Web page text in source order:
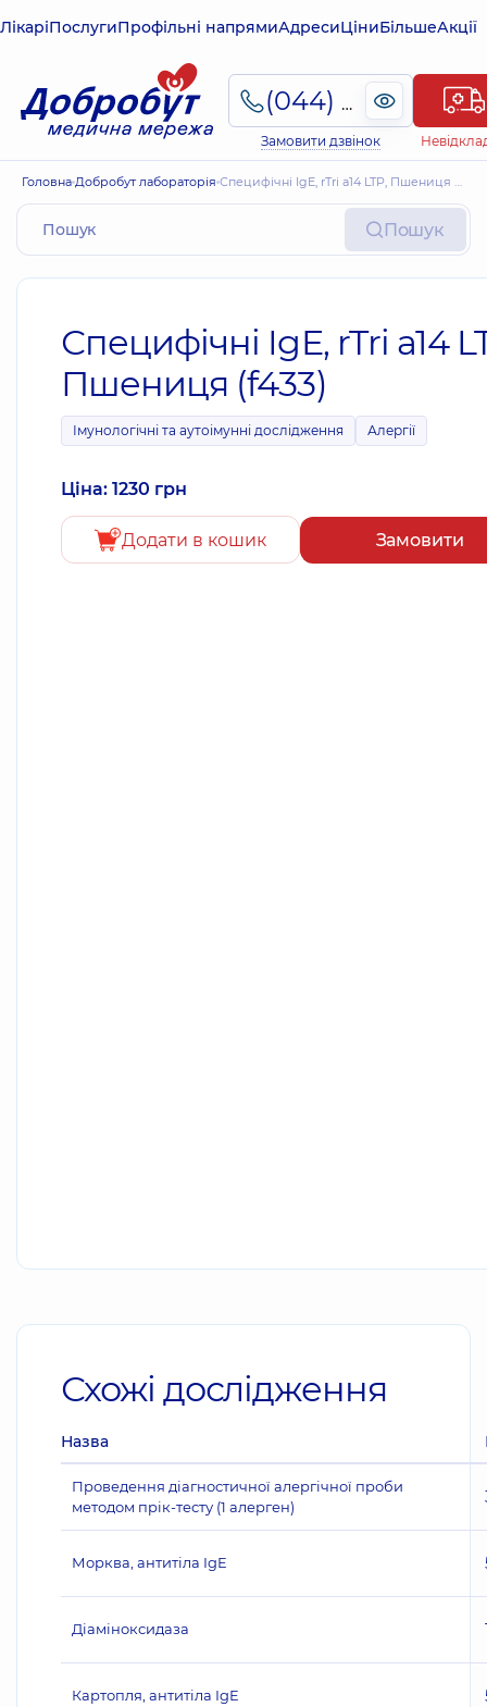
ЛікаріПослугиПрофільні напрямиАдресиЦіниБільшеАкції
(044) 495-2-888
Замовити дзвінок
Головна Добробут лабораторія Специфічні IgE, rTri a14 LTP, Пшениця (f433)
Пошук
Специфічні IgE, rTri a14
Пшениця (f433)
Імунологічні та аутоімунні дослідження Алергії
Ціна: 1230 грн
Додати в кошик Замовити
Схожі дослідження
Назва
Проведення діагностичної алергічної проби
методом прік-тесту (1 алерген)
Морква, антитіла IgE
Діаміноксидаза
Картопля, антитіла IgE